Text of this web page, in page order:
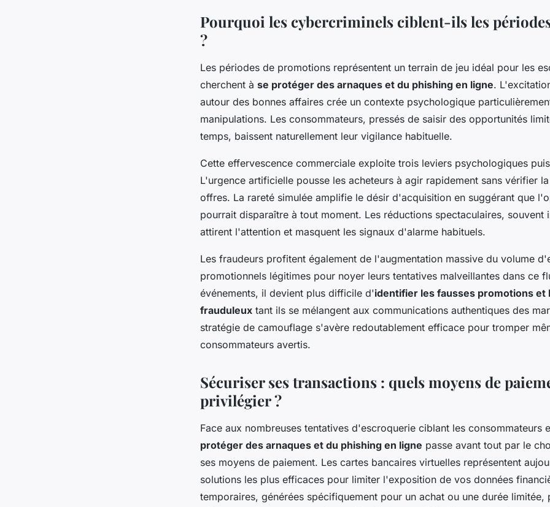
Pourquoi les cybercriminels ciblent-ils les
?
Les périodes de promotions représentent un terrain de jeu idéal pour les
cherchent à se protéger des arnaques et du phishing en ligne.
autour des bonnes affaires crée un contexte psychologique
manipulations. Les consommateurs, pressés de saisir des opportunités
temps, baissent naturellement leur vigilance habituelle.
Cette effervescence commerciale exploite trois leviers psychologiques
L'urgence artificielle pousse les acheteurs à agir rapidement sans vérifier
offres. La rareté simulée amplifie le désir d'acquisition en suggérant que
pourrait disparaître à tout moment. Les réductions spectaculaires, souvent
attirent l'attention et masquent les signaux d'alarme habituels.
Les fraudeurs profitent également de l'augmentation massive du volume
promotionnels légitimes pour noyer leurs tentatives malveillantes dans ce
événements, il devient plus difficile d'identifier les fausses promotions et
frauduleux tant ils se mélangent aux communications authentiques des
stratégie de camouflage s'avère redoutablement efficace pour tromper
consommateurs avertis.
Sécuriser ses transactions : quels moyens de
privilégier ?
Face aux nombreuses tentatives d'escroquerie ciblant les consommateurs
protéger des arnaques et du phishing en ligne passe avant tout par le
ses moyens de paiement. Les cartes bancaires virtuelles représentent
solutions les plus efficaces pour limiter l'exposition de vos données
temporaires, générées spécifiquement pour un achat ou une durée limitée,